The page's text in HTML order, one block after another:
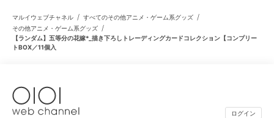
マルイウェブチャネル / すべてのその他アニメ・ゲーム系グッズ /
その他アニメ・ゲーム系グッズ /
【ランダム】五等分の花嫁*_描き下ろしトレーディングカードコレクション【コンプリー
トBOX／11個入
ログイン